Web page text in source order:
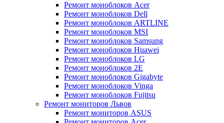
Ремонт моноблоков Acer
Ремонт моноблоков Dell
Ремонт моноблоков ARTLINE
Ремонт моноблоков MSI
Ремонт моноблоков Samsung
Ремонт моноблоков Huawei
Ремонт моноблоков LG
Ремонт моноблоков 2E
Ремонт моноблоков Gigabyte
Ремонт моноблоков Vinga
Ремонт моноблоков Fujitsu
Ремонт мониторов Львов
Ремонт мониторов ASUS